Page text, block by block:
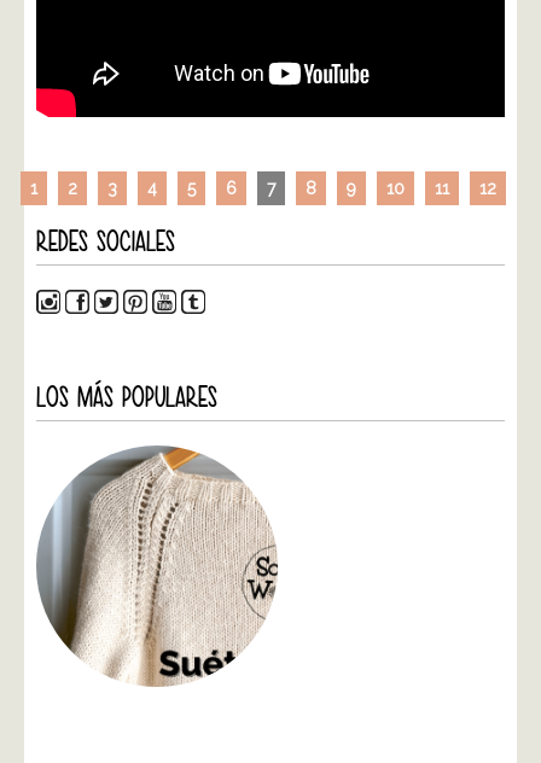
1 2 3 4 5 6 7 8 9 10 11 12
REDES SOCIALES
LOS MÁS POPULARES